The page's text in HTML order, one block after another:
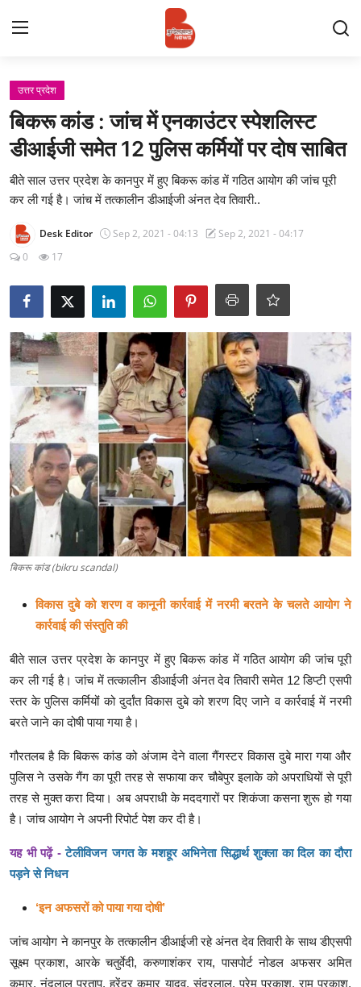
Login
Contact
प्रमुख ख़बर
राज्य
बुन्देलखण्ड
वीडियो
क्राइम
स्पोर्ट्स
मनोरंजन
गैलरी
उत्तर प्रदेश
बिकरू कांड : जांच में एनकाउंटर स्पेशलिस्ट
डीआईजी समेत 12 पुलिस कर्मियों पर दोष साबित
बीते साल उत्तर प्रदेश के कानपुर में हुए बिकरू कांड में गठित आयोग की जांच पूरी
कर ली गई है। जांच में तत्कालीन डीआईजी अंनत देव तिवारी..
Desk Editor Sep 2, 2021 - 04:13
Sep 2, 2021 - 04:17
0
17
बिकरू कांड (bikru scandal)
विकास दुबे को शरण व कानूनी कार्रवाई में नरमी बरतने के चलते आयोग ने
कार्रवाई की संस्तुति की
बीते साल उत्तर प्रदेश के कानपुर में हुए बिकरू कांड में गठित आयोग की जांच पूरी
कर ली गई है। जांच में तत्कालीन डीआईजी अंनत देव तिवारी समेत 12 डिप्टी एसपी
स्तर के पुलिस कर्मियोंं को दुर्दांत विकास दुबे को शरण दिए जाने व कार्रवाई में नरमी
बरते जाने का दोषी पाया गया है।
गौरतलब है कि बिकरू कांड को अंजाम देने वाला गैंगस्टर विकास दुबे मारा गया और
पुलिस ने उसके गैंग का पूरी तरह से सफाया कर चौबेपुर इलाके को अपराधियों से पूरी
तरह से मुक्त करा दिया। अब अपराधी के मददगारों पर शिकंजा कसना शुरू हो गया
है। जांच आयोग ने अपनी रिपोर्ट पेश कर दी है।
यह भी पढ़ें - टेलीविजन जगत के मशहूर अभिनेता सिद्धार्थ शुक्ला का दिल का दौरा
पड़ने से निधन
‘इन अफसरों को पाया गया दोषी’
जांच आयोग ने कानपुर के तत्कालीन डीआईजी रहे अंनत देव तिवारी के साथ डीएसपी
सूक्ष्म प्रकाश, आरके चतुर्वेदी, करुणाशंकर राय, पासपोर्ट नोडल अफसर अमित
कुमार, नंदलाल प्रताप, हरेंद्र कुमार यादव, सुंदरलाल, प्रेम प्रकाश, राम प्रकाश,